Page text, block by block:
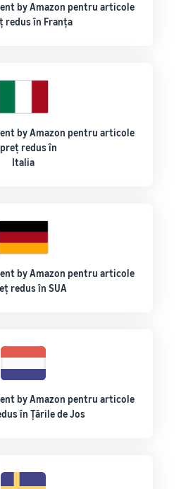
by Amazon pentru articole
redus în Franța
by Amazon pentru articole
redus în
Italia
by Amazon pentru articole
redus în SUA
by Amazon pentru articole
în Țările de Jos